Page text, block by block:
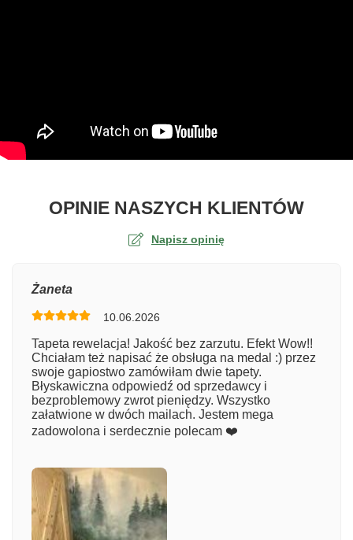
OPINIE NASZYCH KLIENTÓWO
Napisz opinię
Numer zamówienia
Imię
Żaneta
10.06.2026
Tapeta rewelacja! Jakość bez zarzutu. Efekt Wow!!
Chciałam też napisać że obsługa na medal :) przez
swoje gapiostwo zamówiłam dwie tapety.
Błyskawiczna odpowiedź od sprzedawcy i
bezproblemowy zwrot pieniędzy. Wszystko
załatwione w dwóch mailach. Jestem mega
zadowolona i serdecznie polecam ❤️